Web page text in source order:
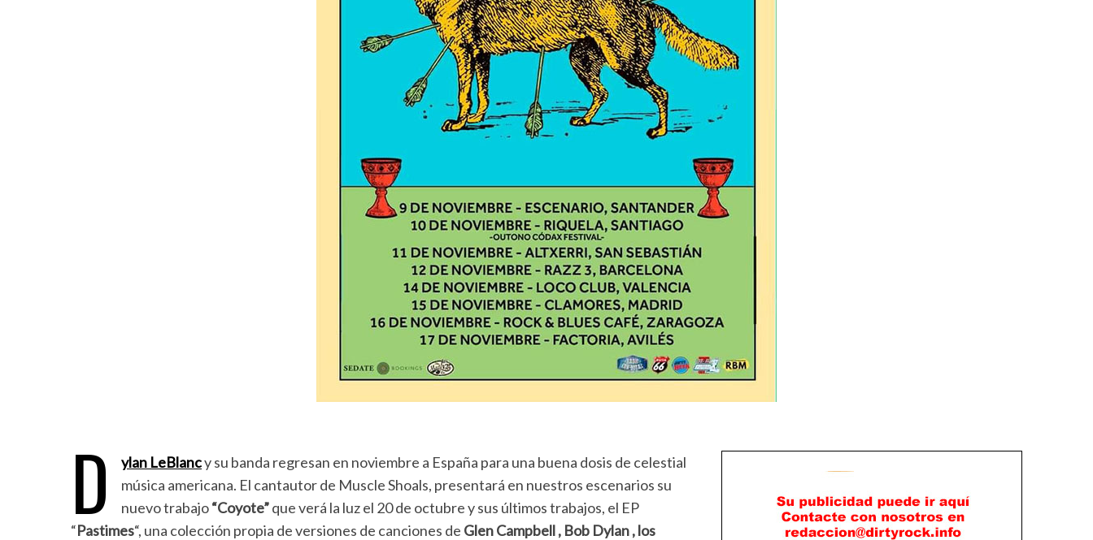
D ylan LeBlancy su banda regresan en noviembre a España para una buena dosis de celestial
música americana. El cantautor de Muscle Shoals, presentará en nuestros escenarios su
nuevo trabajo“Coyote”que verá la luz el 20 de octubre y sus últimos trabajos, el EP
“Pastimes“, una colección propia de versiones de canciones de Glen Campbell , Bob Dylan , los